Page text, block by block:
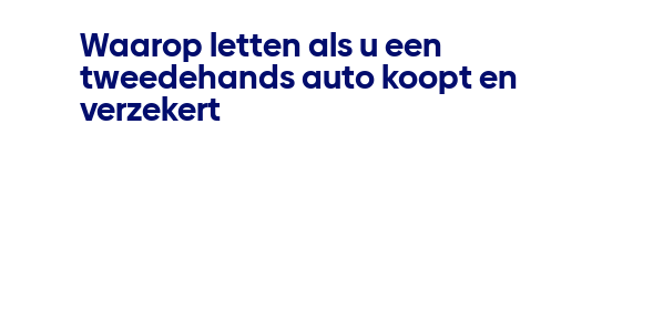
Waarop letten als u een
tweedehands auto koopt en
verzekert